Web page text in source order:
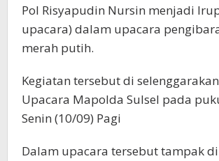
Pol Risyapudin Nursin menjadi
upacara) dalam upacara
merah putih.
Kegiatan tersebut di
Upacara Mapolda Sulsel pada
Senin (10/09) Pagi
Dalam upacara tersebut tampak